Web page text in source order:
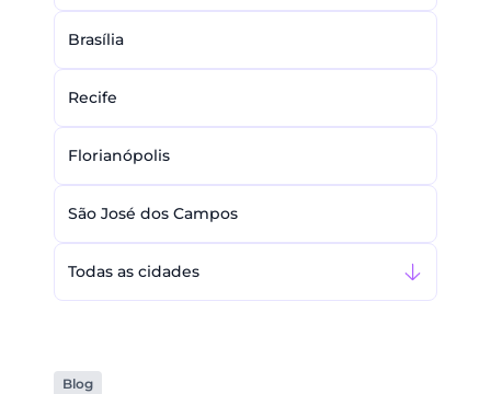
Brasília
Recife
Florianópolis
São José dos Campos
Todas as cidades
Blog